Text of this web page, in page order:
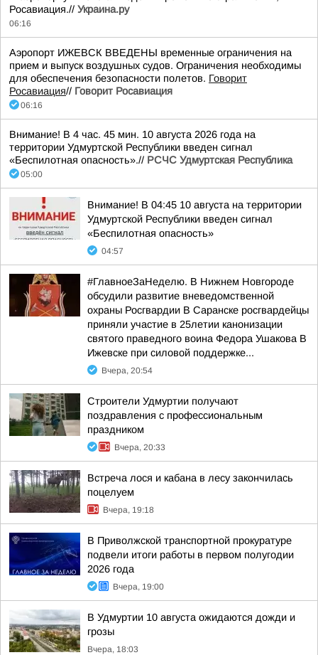
Росавиация.// Украина.ру
06:16
Аэропорт ИЖЕВСК ВВЕДЕНЫ временные ограничения на
прием и выпуск воздушных судов. Ограничения необходимы
для обеспечения безопасности полетов. Говорит
Росавиация// Говорит Росавиация
06:16
Внимание! В 4 час. 45 мин. 10 августа 2026 года на
территории Удмуртской Республики введен сигнал
«Беспилотная опасность».// РСЧС Удмуртская Республика
05:00
Внимание! В 04:45 10 августа на территории
Удмуртской Республики введен сигнал
«Беспилотная опасность»
04:57
#ГлавноеЗаНеделю. В Нижнем Новгороде
обсудили развитие вневедомственной
охраны Росгвардии В Саранске росгвардейцы
приняли участие в 25летии канонизации
святого праведного воина Федора Ушакова В
Ижевске при силовой поддержке...
Вчера, 20:54
Строители Удмуртии получают
поздравления с профессиональным
праздником
Вчера, 20:33
Встреча лося и кабана в лесу закончилась
поцелуем
Вчера, 19:18
В Приволжской транспортной прокуратуре
подвели итоги работы в первом полугодии
2026 года
Вчера, 19:00
В Удмуртии 10 августа ожидаются дожди и
грозы
Вчера, 18:03